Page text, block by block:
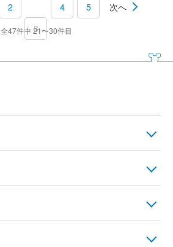
2
3
4 5 次へ
全47件中 21〜30件目